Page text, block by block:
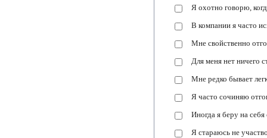
Я охотно говорю,
В компании я часто
Мне свойственно
Для меня нет ничего
Мне редко бывает
Я часто сочиняю
Иногда я беру на себя
Я стараюсь не